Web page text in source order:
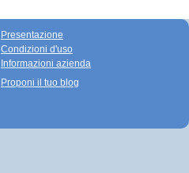
Presentazione
Condizioni d'uso
Informazioni azienda
Proponi il tuo blog